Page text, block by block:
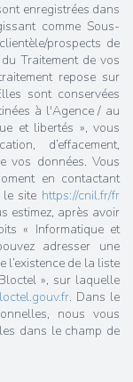
enregistrées dans
comme Sous-
prospects de
Traitement de vos
repose sur
sont conservées
à l'Agence / au
et libertés », vous
d’effacement,
vos données. Vous
en contactant
le site https://cnil.fr/fr
estimez, après avoir
« Informatique et
adresser une
l’existence de la liste
», sur laquelle
. Dans le
nous vous
dans le champ de